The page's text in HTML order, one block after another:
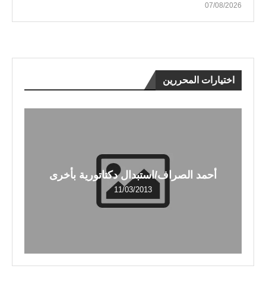
07/08/2026
اختيارات المحررين
أحمد الصراف/استبدال دكتاتورية بأخرى
11/03/2013